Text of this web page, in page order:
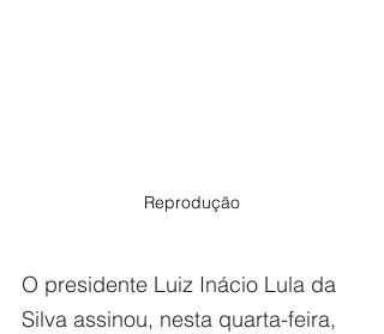
Reprodução
O presidente Luiz Inácio Lula da
Silva assinou, nesta quarta-feira,